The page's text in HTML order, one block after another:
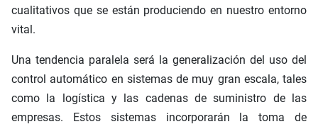
cualitativos que se están produciendo en nuestro entorno
vital.
Una tendencia paralela será la generalización del uso del
control automático en sistemas de muy gran escala, tales
como la logística y las cadenas de suministro de las
empresas. Estos sistemas incorporarán la toma de